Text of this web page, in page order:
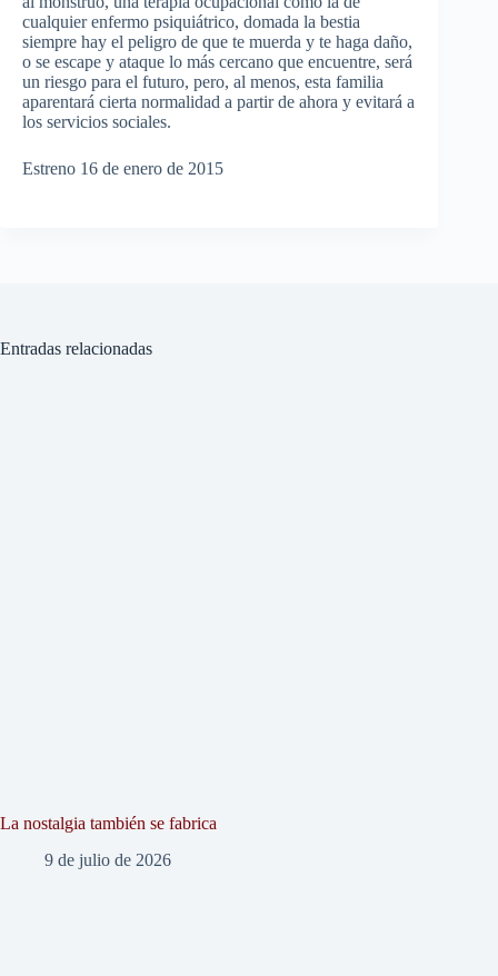
cualquier enfermo psiquiátrico, domada la bestia
siempre hay el peligro de que te muerda y te haga daño,
o se escape y ataque lo más cercano que encuentre, será
un riesgo para el futuro, pero, al menos, esta familia
aparentará cierta normalidad a partir de ahora y evitará a
los servicios sociales.
Estreno 16 de enero de 2015
Entradas relacionadas
La nostalgia también se fabrica
9 de julio de 2026